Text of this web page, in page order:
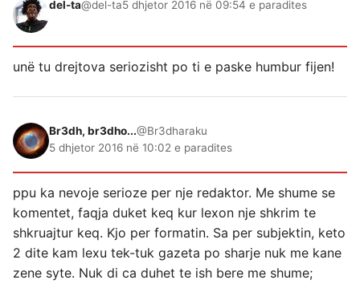
del-ta@del-ta5 dhjetor 2016 në 09:54 e paradites
unë tu drejtova seriozisht po ti e paske humbur fijen!
Br3dh, br3dho...@Br3dharaku
5 dhjetor 2016 në 10:02 e paradites
ppu ka nevoje serioze per nje redaktor. Me shume se
komentet, faqja duket keq kur lexon nje shkrim te
shkruajtur keq. Kjo per formatin. Sa per subjektin, keto
2 dite kam lexu tek-tuk gazeta po sharje nuk me kane
zene syte. Nuk di ca duhet te ish bere me shume;